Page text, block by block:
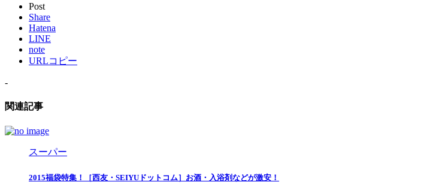
Post
Share
Hatena
LINE
note
URLコピー
-
関連記事
スーパー
2015福袋特集！［西友・SEIYUドットコム］お酒・入浴剤などが激安！